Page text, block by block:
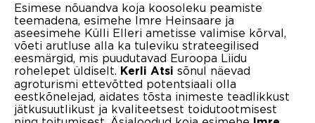
Esimese nõuandva koja koosoleku peamiste
teemadena, esimehe Imre Heinsaare ja
aseesimehe Külli Elleri ametisse valimise kõrval,
võeti arutluse alla ka tuleviku strateegilised
eesmärgid, mis puudutavad Euroopa Liidu
rohelepet üldiselt.
Kerli Atsi sõnul näevad
agroturismi ettevõtted potentsiaali olla
eestkõnelejad, aidates tõsta inimeste teadlikkust
jätkusuutlikust ja kvaliteetsest toidutootmisest